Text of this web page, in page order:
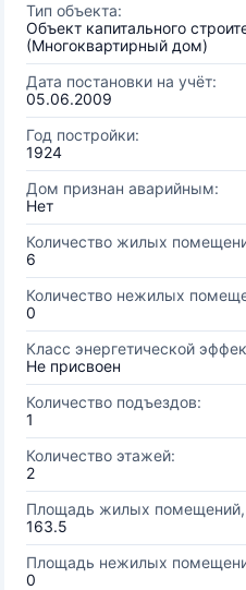
Тип объекта:
Объект капитального
(Многоквартирный дом)
Дата постановки на учёт:
05.06.2009
Год постройки:
1924
Дом признан аварийным:
Нет
Количество жилых
6
Количество нежилых
0
Класс энергетической
Не присвоен
Количество подъездов:
1
Количество этажей:
2
Площадь жилых помещений,
163.5
Площадь нежилых
0